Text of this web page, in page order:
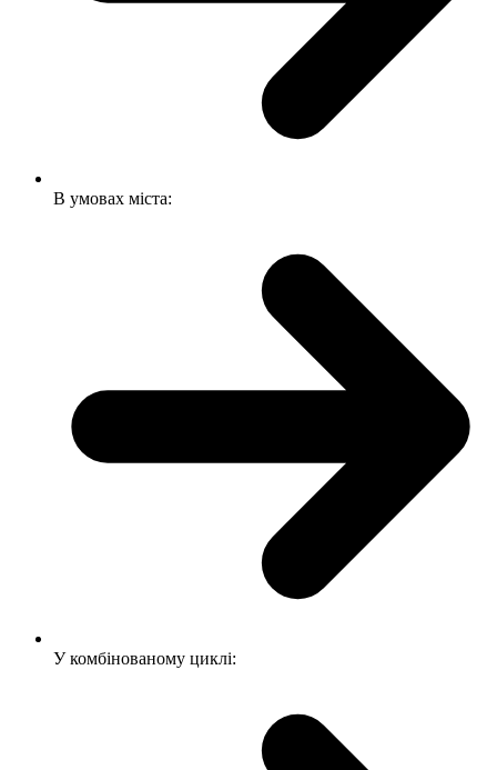
В умовах міста:
У комбінованому циклі: